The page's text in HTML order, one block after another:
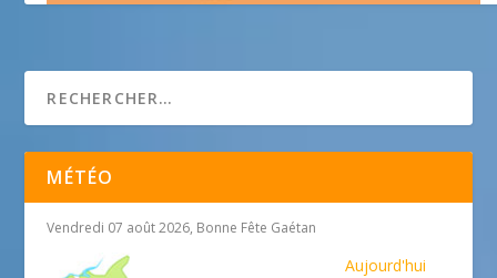
MÉTÉO
Vendredi 07 août 2026, Bonne Fête Gaétan
Aujourd'hui